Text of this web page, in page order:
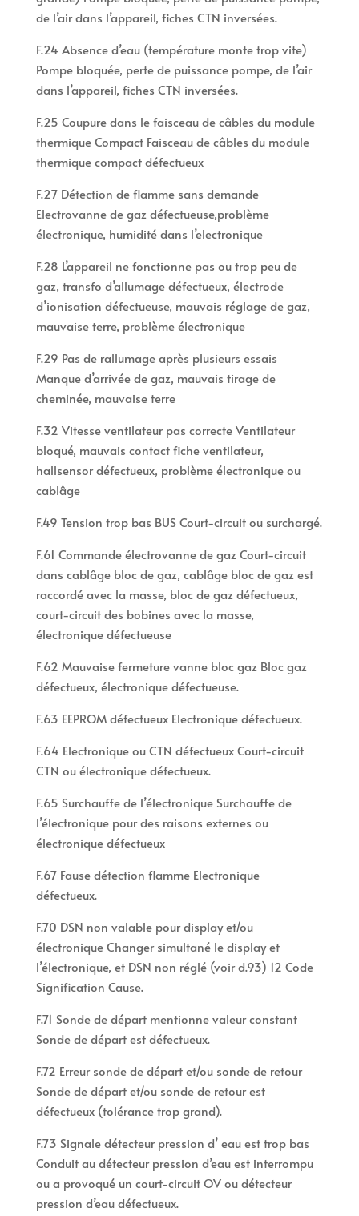
de l’air dans l’appareil, fiches CTN inversées.
F.24 Absence d’eau (température monte trop vite)
Pompe bloquée, perte de puissance pompe, de l’air
dans l’appareil, fiches CTN inversées.
F.25 Coupure dans le faisceau de câbles du module
thermique Compact Faisceau de câbles du module
thermique compact défectueux
F.27 Détection de flamme sans demande
Electrovanne de gaz défectueuse,problème
électronique, humidité dans l’electronique
F.28 L’appareil ne fonctionne pas ou trop peu de
gaz, transfo d’allumage défectueux, électrode
d’ionisation défectueuse, mauvais réglage de gaz,
mauvaise terre, problème électronique
F.29 Pas de rallumage après plusieurs essais
Manque d’arrivée de gaz, mauvais tirage de
cheminée, mauvaise terre
F.32 Vitesse ventilateur pas correcte Ventilateur
bloqué, mauvais contact fiche ventilateur,
hallsensor défectueux, problème électronique ou
cablâge
F.49 Tension trop bas BUS Court-circuit ou surchargé.
F.61 Commande électrovanne de gaz Court-circuit
dans cablâge bloc de gaz, cablâge bloc de gaz est
raccordé avec la masse, bloc de gaz défectueux,
court-circuit des bobines avec la masse,
électronique défectueuse
F.62 Mauvaise fermeture vanne bloc gaz Bloc gaz
défectueux, électronique défectueuse.
F.63 EEPROM défectueux Electronique défectueux.
F.64 Electronique ou CTN défectueux Court-circuit
CTN ou électronique défectueux.
F.65 Surchauffe de l’électronique Surchauffe de
l’électronique pour des raisons externes ou
électronique défectueux
F.67 Fause détection flamme Electronique
défectueux.
F.70 DSN non valable pour display et/ou
électronique Changer simultané le display et
l’électronique, et DSN non réglé (voir d.93) 12 Code
Signification Cause.
F.71 Sonde de départ mentionne valeur constant
Sonde de départ est défectueux.
F.72 Erreur sonde de départ et/ou sonde de retour
Sonde de départ et/ou sonde de retour est
défectueux (tolérance trop grand).
F.73 Signale détecteur pression d’ eau est trop bas
Conduit au détecteur pression d’eau est interrompu
ou a provoqué un court-circuit OV ou détecteur
pression d’eau défectueux.